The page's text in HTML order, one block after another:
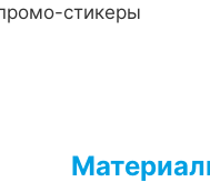
стикеры